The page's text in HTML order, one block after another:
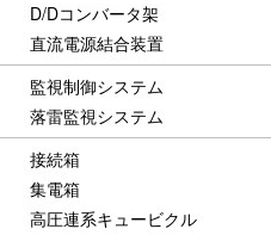
D/Dコンバータ架
直流電源結合装置
監視制御システム
落雷監視システム
接続箱
集電箱
高圧連系キュービクル